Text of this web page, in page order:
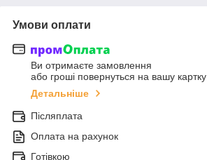
Умови оплати
Ви отримаєте замовлення
або гроші повернуться на вашу картку
Детальніше
Післяплата
Оплата на рахунок
Готівкою